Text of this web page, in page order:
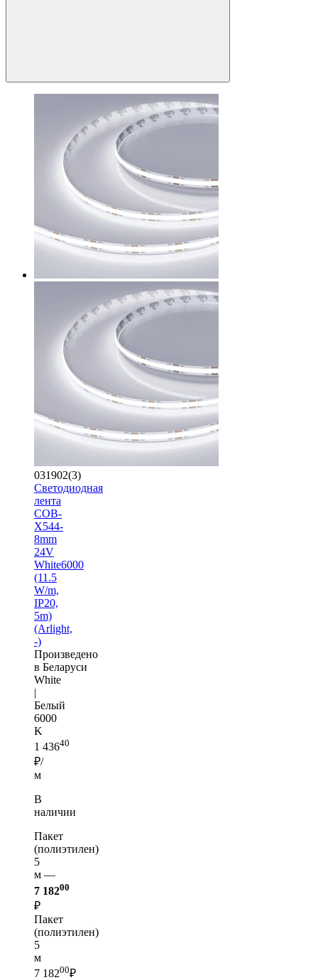
031902(3)
Светодиодная
лента
COB-
X544-
8mm
24V
White6000
(11.5
W/m,
IP20,
5m)
(Arlight,
-)
Произведено
в Беларуси
White
|
Белый
6000
K
1 43640
₽/
м
В
наличии
Пакет
(полиэтилен)
5
м —
7 18200
₽
Пакет
(полиэтилен)
5
м
7 18200₽